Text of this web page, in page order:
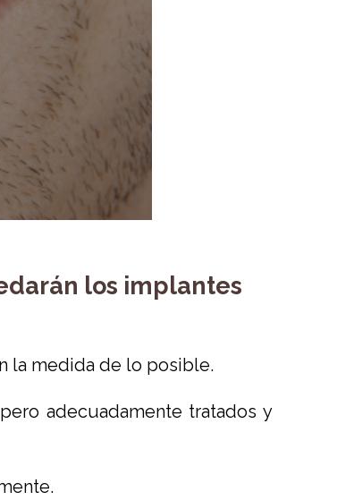
los implantes
la medida de lo posible.
adecuadamente tratados y